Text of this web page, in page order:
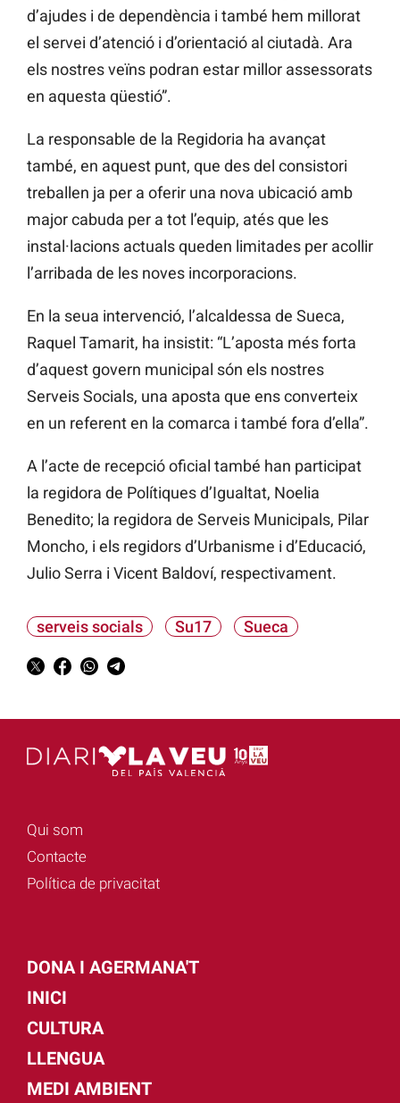
d’ajudes i de dependència i també hem millorat
el servei d’atenció i d’orientació al ciutadà. Ara
els nostres veïns podran estar millor assessorats
en aquesta qüestió”.
La responsable de la Regidoria ha avançat
també, en aquest punt, que des del consistori
treballen ja per a oferir una nova ubicació amb
major cabuda per a tot l’equip, atés que les
instal·lacions actuals queden limitades per acollir
l’arribada de les noves incorporacions.
En la seua intervenció, l’alcaldessa de Sueca,
Raquel Tamarit, ha insistit: “L’aposta més forta
d’aquest govern municipal són els nostres
Serveis Socials, una aposta que ens converteix
en un referent en la comarca i també fora d’ella”.
A l’acte de recepció oficial també han participat
la regidora de Polítiques d’Igualtat, Noelia
Benedito; la regidora de Serveis Municipals, Pilar
Moncho, i els regidors d’Urbanisme i d’Educació,
Julio Serra i Vicent Baldoví, respectivament.
serveis socials Su17 Sueca
Qui som
Contacte
Política de privacitat
DONA I AGERMANA'T
INICI
CULTURA
LLENGUA
MEDI AMBIENT